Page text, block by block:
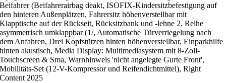
Beifahrer (Beifahrerairbag deakt, ISOFIX-Kindersitzbefestigung auf
den hinteren Außenplätzen, Fahrersitz höhenverstellbar mit
Klapptische auf der Rückseit, Rücksitzbank und -lehne 2. Reihe
asymmetrisch umklappbar (1/, Automatische Türverriegelung nach
dem Anfahren, Drei Kopfstützen hinten höhenverstellbar, Einparkhilfe
hinten akustisch, Media Display: Multimediasystem mit 8-Zoll-
Touchscreen & Sma, Warnhinweis 'nicht angelegte Gurte Front',
Mobilitäts-Set (12-V-Kompressor und Reifendichtmittel), Right
Content 2025